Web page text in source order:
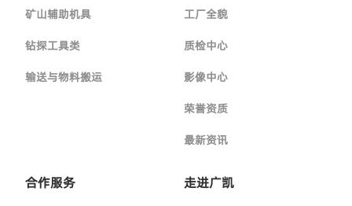
矿山辅助机具
钻探工具类
输送与物料搬运
工厂全貌
质检中心
影像中心
荣誉资质
最新资讯
合作服务 走进广凯